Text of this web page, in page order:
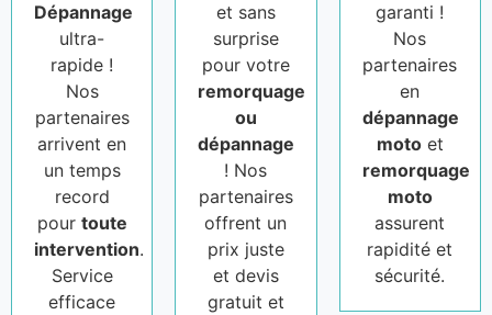
Dépannage
ultra-
rapide !
Nos
partenaires
arrivent en
un temps
record
pour toute
intervention.
Service
efficace
et sans
surprise
pour votre
remorquage
ou
dépannage
! Nos
partenaires
offrent un
prix juste
et devis
gratuit et
garanti !
Nos
partenaires
en
dépannage
motoet
remorquage
moto
assurent
rapidité et
sécurité.